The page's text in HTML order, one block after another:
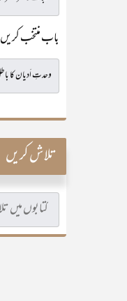
باب منتخب کریں
تلاش کریں